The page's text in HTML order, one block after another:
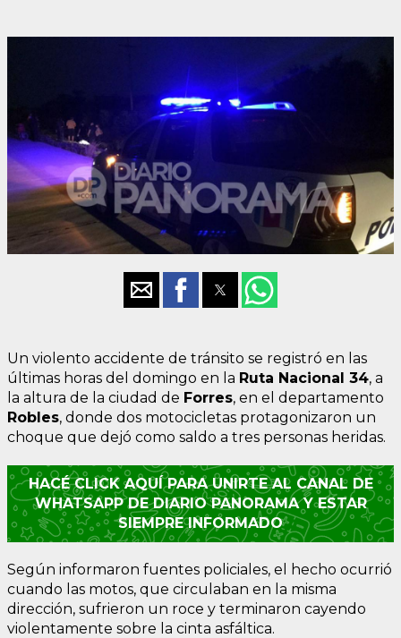
Un violento accidente de tránsito se registró en las
últimas horas del domingo en la Ruta Nacional 34, a
la altura de la ciudad de Forres, en el departamento
Robles, donde dos motocicletas protagonizaron un
choque que dejó como saldo a tres personas heridas.
HACÉ CLICK AQUÍ PARA UNIRTE AL CANAL DE
WHATSAPP DE DIARIO PANORAMA Y ESTAR
SIEMPRE INFORMADO
Según informaron fuentes policiales, el hecho ocurrió
cuando las motos, que circulaban en la misma
dirección, sufrieron un roce y terminaron cayendo
violentamente sobre la cinta asfáltica.